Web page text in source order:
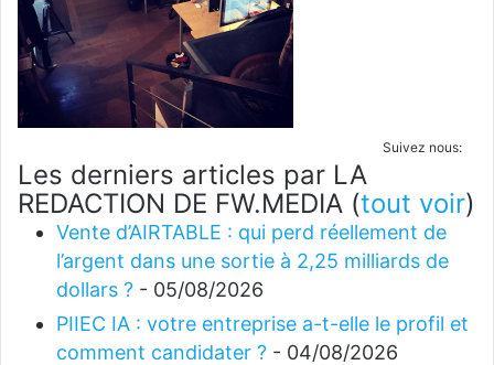
Suivez nous:
Les derniers articles par LA
REDACTION DE FW.MEDIA (tout voir)
Vente d’AIRTABLE : qui perd réellement de
l’argent dans une sortie à 2,25 milliards de
dollars ? - 05/08/2026
PIIEC IA : votre entreprise a-t-elle le profil et
comment candidater ? - 04/08/2026